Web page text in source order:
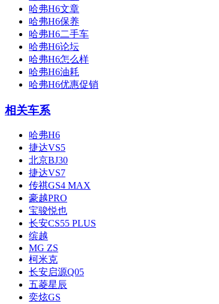
哈弗H6文章
哈弗H6保养
哈弗H6二手车
哈弗H6论坛
哈弗H6怎么样
哈弗H6油耗
哈弗H6优惠促销
相关车系
哈弗H6
捷达VS5
北京BJ30
捷达VS7
传祺GS4 MAX
豪越PRO
宝骏悦也
长安CS55 PLUS
缤越
MG ZS
柯米克
长安启源Q05
五菱星辰
奕炫GS